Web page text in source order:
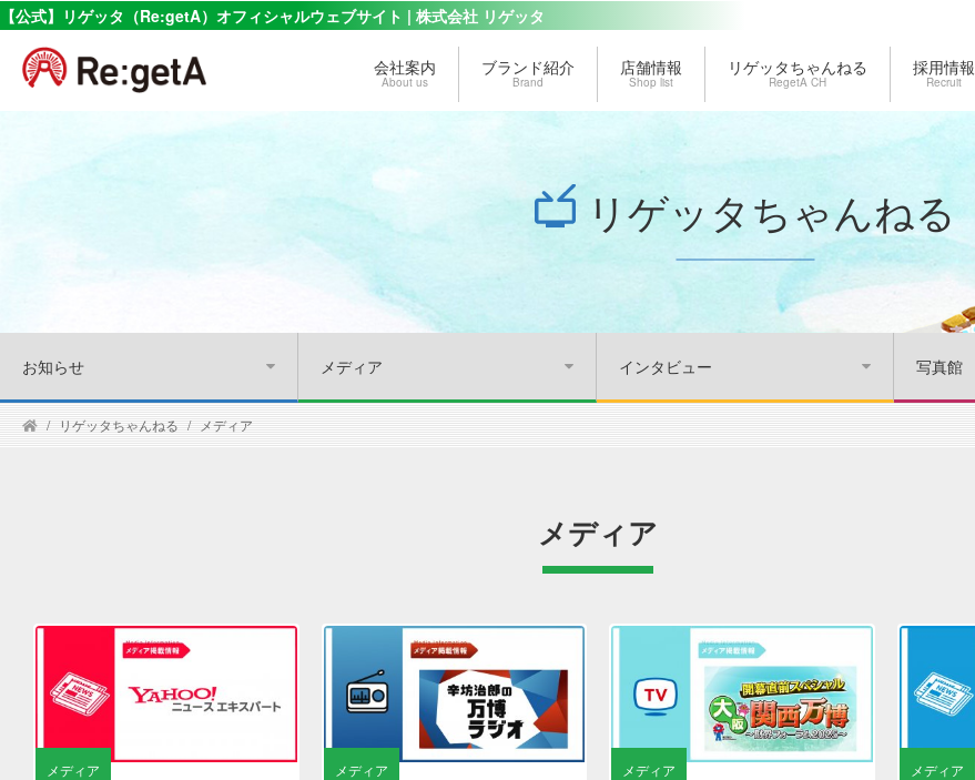
【公式】リゲッタ（Re:getA）オフィシャルウェブサイト | 株式会社 リゲッタ
会社案内
About us
ブランド紹介
Brand
店舗情報
Shop list
リゲッタちゃんねる
RegetA CH
採用情報
Recruit
リゲッタちゃんねる
お知らせ メディア インタビュー 写真館
リゲッタちゃんねる メディア
メディア
メディア メディア メディア メディア